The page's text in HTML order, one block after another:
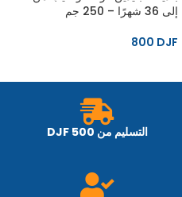
إلى 36 شهرًا – 250 جم
800 DJF
التسليم من 500 DJF